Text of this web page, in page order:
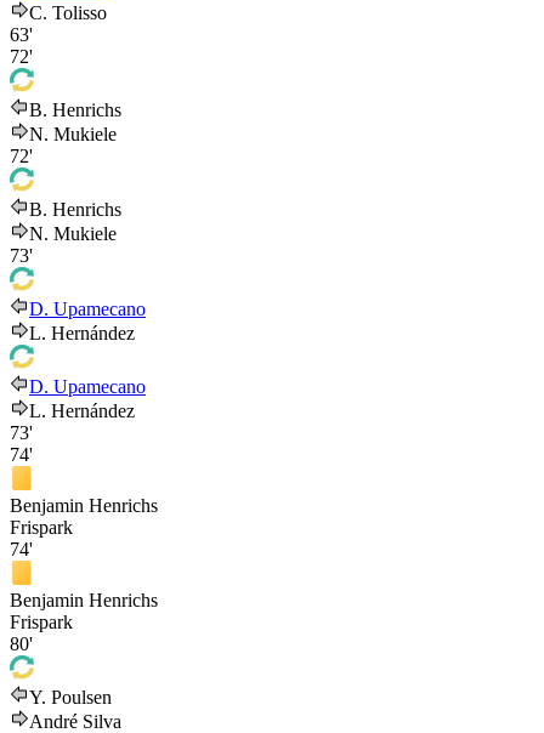
C. Tolisso
63'
72'
B. Henrichs
N. Mukiele
72'
B. Henrichs
N. Mukiele
73'
D. Upamecano
L. Hernández
D. Upamecano
L. Hernández
73'
74'
Benjamin Henrichs
Frispark
74'
Benjamin Henrichs
Frispark
80'
Y. Poulsen
André Silva